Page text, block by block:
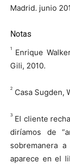
Madrid. junio
Notas
1 Enrique
Gili, 2010.
2 Casa Sugden,
3 El cliente
diríamos de
sobremanera
aparece en el